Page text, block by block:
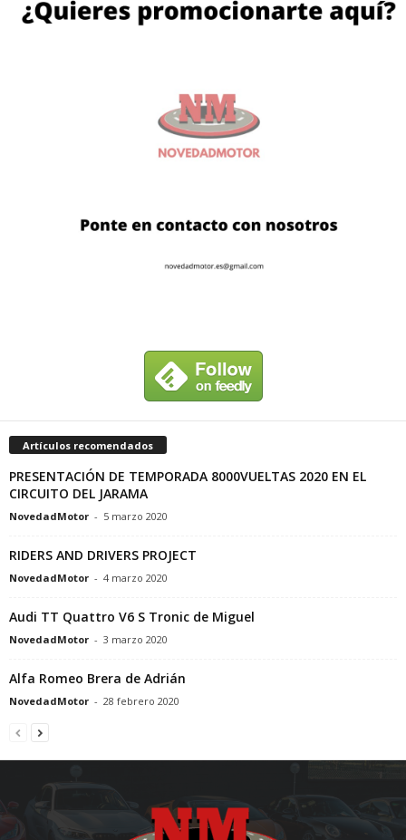
Artículos recomendados
PRESENTACIÓN DE TEMPORADA 8000VUELTAS 2020 EN EL
CIRCUITO DEL JARAMA
NovedadMotor - 5 marzo 2020
RIDERS AND DRIVERS PROJECT
NovedadMotor - 4 marzo 2020
Audi TT Quattro V6 S Tronic de Miguel
NovedadMotor - 3 marzo 2020
Alfa Romeo Brera de Adrián
NovedadMotor - 28 febrero 2020